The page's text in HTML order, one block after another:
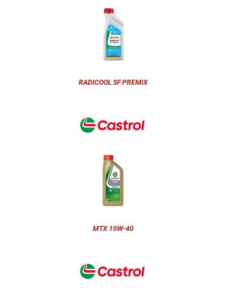
RADICOOL SF PREMIX
MTX 10W-40